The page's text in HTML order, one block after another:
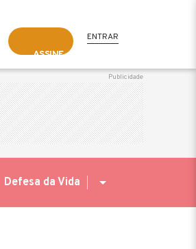
ASSINE
ENTRAR
Defesa da Vida